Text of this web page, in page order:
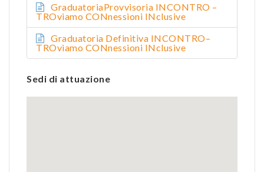
GraduatoriaProvvisoria INCONTRO –
TROviamo CONnessioni INclusive
Graduatoria Definitiva INCONTRO–
TROviamo CONnessioni INclusive
Sedi di attuazione